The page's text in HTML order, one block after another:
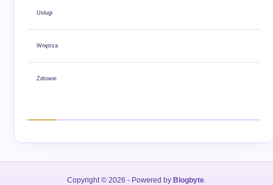
Usługi
Wnętrza
Zdrowie
Copyright © 2026 - Powered by Blogbyte.